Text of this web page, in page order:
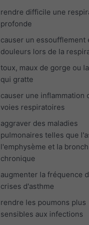
rendre difficile une
profonde
causer un essoufflement
douleurs lors de la
toux, maux de gorge ou
qui gratte
causer une inflammation
voies respiratoires
aggraver des maladies
pulmonaires telles que
l'emphysème et la
chronique
augmenter la fréquence
crises d'asthme
rendre les poumons plus
sensibles aux infections